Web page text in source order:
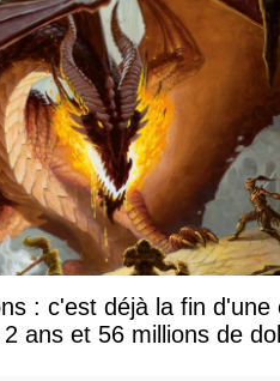
: c'est déjà la fin d'une
ans et 56 millions de